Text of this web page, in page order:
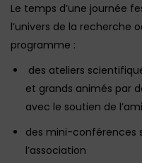
Le temps d’une journée
l’univers de la recherche
programme :
des ateliers
et grands animés par
avec le soutien de
des mini-conférences
l’association